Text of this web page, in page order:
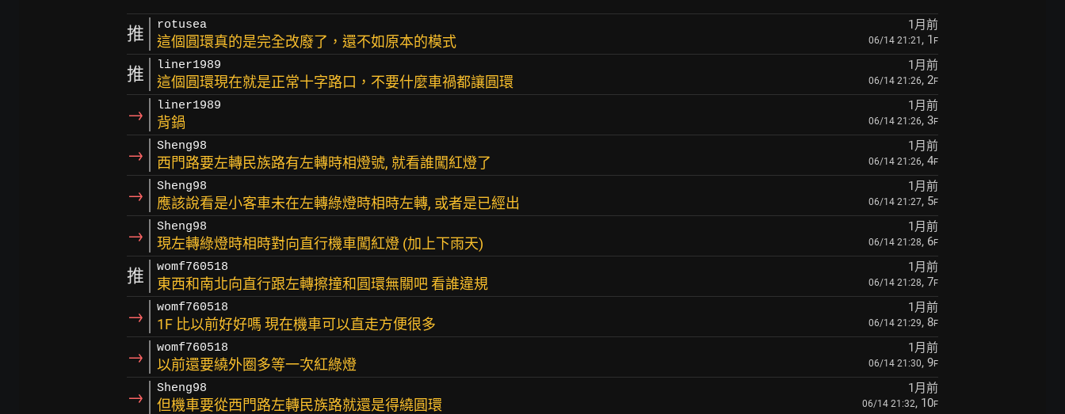
推 rotusea 1月前
這個圓環真的是完全改廢了，還不如原本的模式 06/14 21:21 , 1 F
推 liner1989 1月前
這個圓環現在就是正常十字路口，不要什麼車禍都讓圓環 06/14 21:26, 2F
→ liner1989 1月前
背鍋 06/14 21:26, 3F
→ Sheng98 1月前
西門路要左轉民族路有左轉時相燈號, 就看誰闖紅燈了 06/14 21:26, 4F
→ Sheng98 1月前
應該說看是小客車未在左轉綠燈時相時左轉, 或者是已經出 06/14 21:27, 5F
→ Sheng98 1月前
現左轉綠燈時相時對向直行機車闖紅燈 (加上下雨天) 06/14 21:28, 6F
推 womf760518 1月前
東西和南北向直行跟左轉擦撞和圓環無關吧 看誰違規 06/14 21:28, 7F
→ womf760518 1月前
1F 比以前好好嗎 現在機車可以直走方便很多 06/14 21:29, 8F
→ womf760518 1月前
以前還要繞外圈多等一次紅綠燈 06/14 21:30, 9F
→ Sheng98 1月前
但機車要從西門路左轉民族路就還是得繞圓環 06/14 21:32, 10F